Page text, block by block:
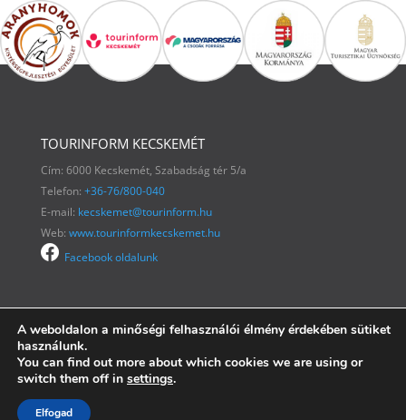
TOURINFORM KECSKEMÉT
Cím: 6000 Kecskemét, Szabadság tér 5/a
Telefon: +36-76/800-040
E-mail: kecskemet@tourinform.hu
Web: www.tourinformkecskemet.hu
Facebook oldalunk
Adatvédelmi tájékoztatók
A weboldalon a minőségi felhasználói élmény érdekében sütiket
használunk.
You can find out more about which cookies we are using or
switch them off in settings.
Elfogad